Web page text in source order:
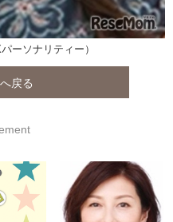
ーソナリティー）
戻る